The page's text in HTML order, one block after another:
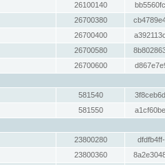
26100140
26700380
26700400
26700580
26700600
581540
581550
23800280
23800360